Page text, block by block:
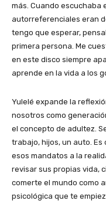
más. Cuando escuchaba
autorreferenciales eran
tengo que esperar,
primera persona. Me
en este disco siempre
aprende en la vida a los
Yulelé expande la
nosotros como
el concepto de adultez.
trabajo, hijos, un auto.
esos mandatos a la
revisar sus propias vida,
comerte el mundo como
psicológica que te